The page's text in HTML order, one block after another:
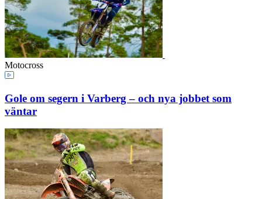
Motocross
Gole om segern i Varberg – och nya jobbet som
väntar